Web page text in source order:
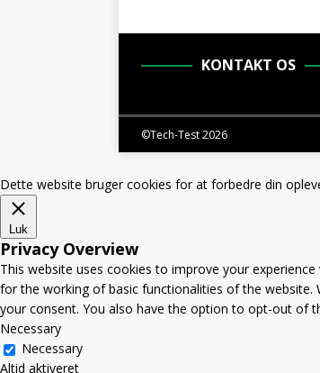
KONTAKT OS
©Tech-Test 2026
Dette website bruger cookies for at forbedre din
Luk
Privacy Overview
This website uses cookies to improve your
for the working of basic functionalities of the website.
your consent. You also have the option to opt-out of
Necessary
Necessary
Altid aktiveret